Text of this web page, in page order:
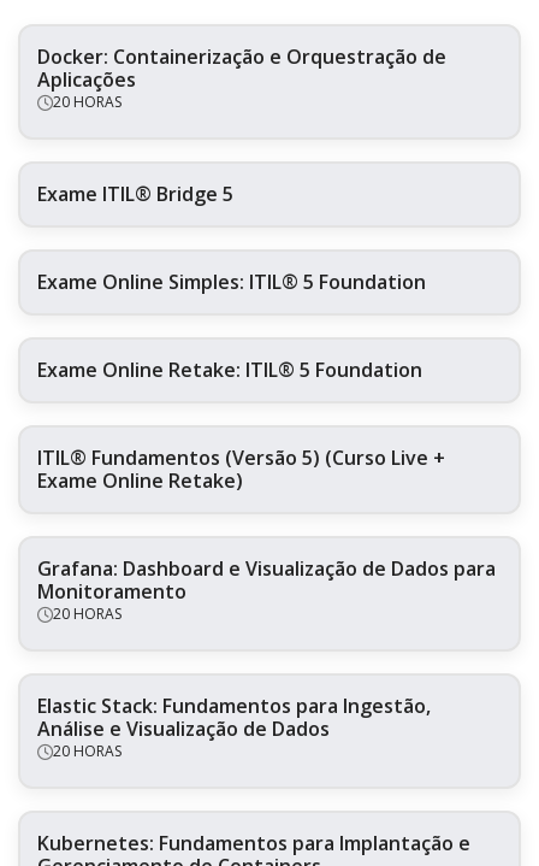
Docker: Containerização e Orquestração de
Aplicações
20 HORAS
Exame ITIL® Bridge 5
Exame Online Simples: ITIL® 5 Foundation
Exame Online Retake: ITIL® 5 Foundation
ITIL® Fundamentos (Versão 5) (Curso Live +
Exame Online Retake)
Grafana: Dashboard e Visualização de Dados para
Monitoramento
20 HORAS
Elastic Stack: Fundamentos para Ingestão,
Análise e Visualização de Dados
20 HORAS
Kubernetes: Fundamentos para Implantação e